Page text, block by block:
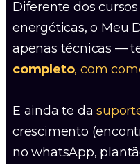
Diferente dos
energéticas, o Meu
apenas técnicas —
completo, com
E ainda te da
crescimento
no whatsApp,